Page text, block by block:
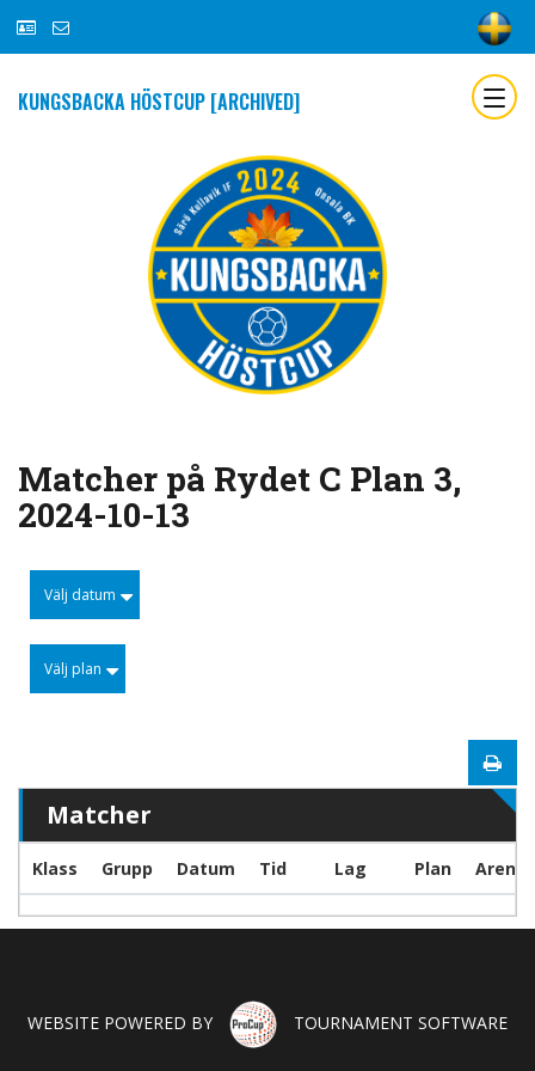
KUNGSBACKA HÖSTCUP [ARCHIVED]
Matcher på Rydet C Plan 3,
2024-10-13
Välj datum
Välj plan
Matcher
Klass Grupp Datum Tid Lag Plan Arena
WEBSITE POWERED BY TOURNAMENT SOFTWARE